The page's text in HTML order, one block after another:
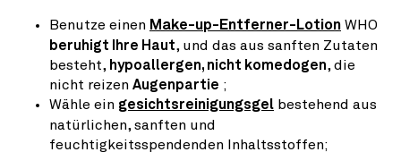
Benutze einen Make-up-Entferner-Lotion WHO
beruhigt Ihre Haut, und das aus sanften Zutaten
besteht, hypoallergen, nicht komedogen, die
nicht reizen Augenpartie ;
Wähle ein gesichtsreinigungsgel bestehend aus
natürlichen, sanften und
feuchtigkeitsspendenden Inhaltsstoffen;